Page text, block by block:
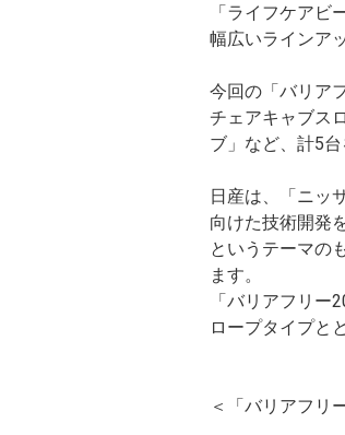
「ライフケアビ
幅広いラインア
今回の「バリア
チェアキャブス
ブ」など、計5台
日産は、「ニッ
向けた技術開発
というテーマの
ます。
「バリアフリ
ロープタイプと
＜「バリアフリ